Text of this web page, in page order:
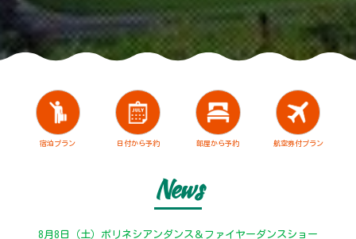
宿泊プラン 日付から予約 部屋から予約 航空券付プラン
News
8月8日（土）ポリネシアンダンス＆ファイヤーダンスショー